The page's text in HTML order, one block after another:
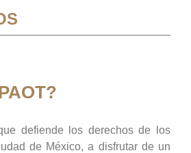
defiende los derechos de los
de México, a disfrutar de un